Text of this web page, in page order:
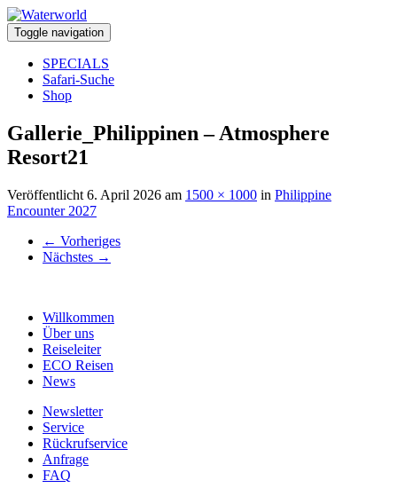
Toggle navigation
SPECIALS
Safari-Suche
Shop
Gallerie_Philippinen – Atmosphere
Resort21
Veröffentlicht 6. April 2026 am 1500 × 1000 in Philippine
Encounter 2027
← Vorheriges
Nächstes →
Willkommen
Über uns
Reiseleiter
ECO Reisen
News
Newsletter
Service
Rückrufservice
Anfrage
FAQ